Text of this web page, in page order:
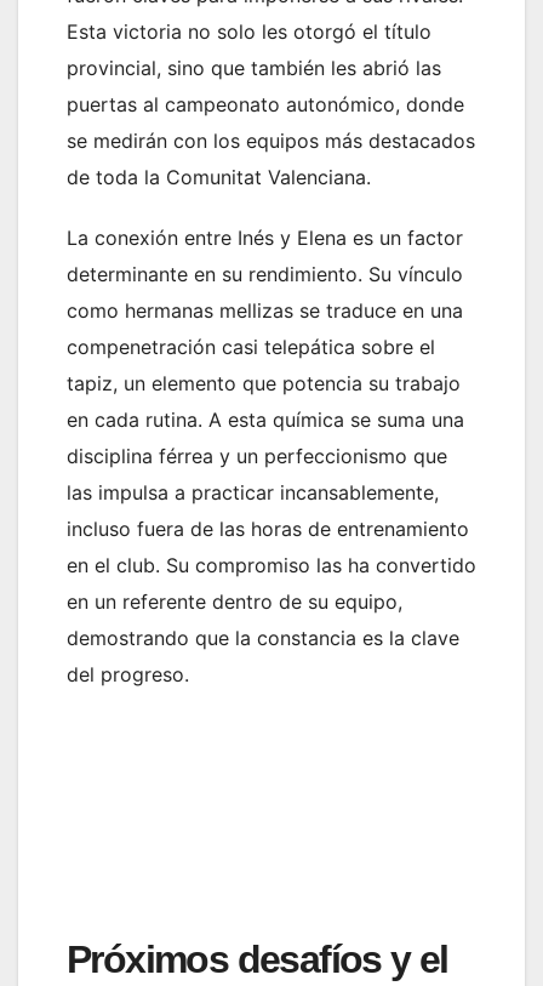
Esta victoria no solo les otorgó el título
provincial, sino que también les abrió las
puertas al campeonato autonómico, donde
se medirán con los equipos más destacados
de toda la Comunitat Valenciana.
La conexión entre Inés y Elena es un factor
determinante en su rendimiento. Su vínculo
como hermanas mellizas se traduce en una
compenetración casi telepática sobre el
tapiz, un elemento que potencia su trabajo
en cada rutina. A esta química se suma una
disciplina férrea y un perfeccionismo que
las impulsa a practicar incansablemente,
incluso fuera de las horas de entrenamiento
en el club. Su compromiso las ha convertido
en un referente dentro de su equipo,
demostrando que la constancia es la clave
del progreso.
Próximos desafíos y el